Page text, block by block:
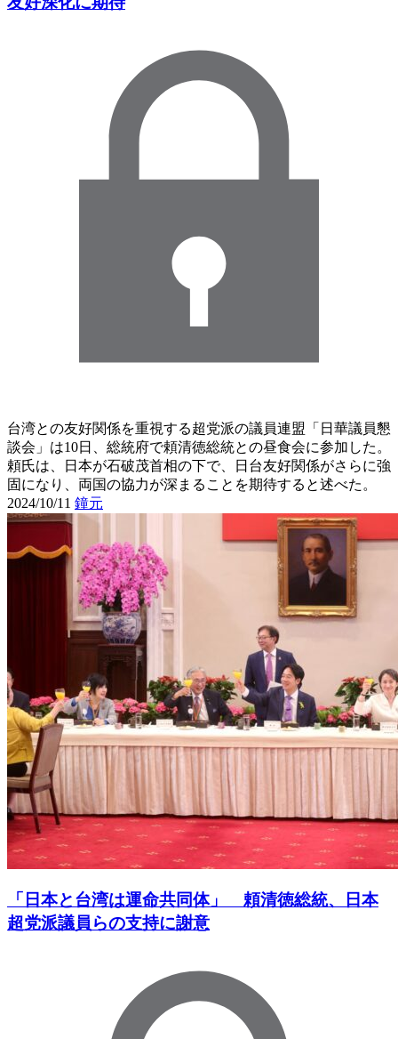
台湾との友好関係を重視する超党派の議員連盟「日華議員懇
談会」は10日、総統府で頼清徳総統との昼食会に参加した。
頼氏は、日本が石破茂首相の下で、日台友好関係がさらに強
固になり、両国の協力が深まることを期待すると述べた。
2024/10/11 鐘元
「日本と台湾は運命共同体」 頼清徳総統、日本
超党派議員らの支持に謝意